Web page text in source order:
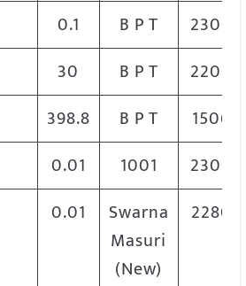
0.1 B P T
2300
30 B P T
2200
398.8 B P T
1506
0.01 1001
2300
0.01
Swarna
Masuri
(New)
2280